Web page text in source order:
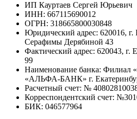
ИП Кауртаев Сергей Юрьевич
ИНН: 667115690012
ОГРН: 318665800030848
Юридический адрес: 620016, г.
Серафимы Дерябиной 43
Фактический адрес: 620043, г.
99
Наименование банка: Филиал
«АЛЬФА-БАНК» г.
Расчетный счет: №
Корреспондентский счет:
БИК: 046577964